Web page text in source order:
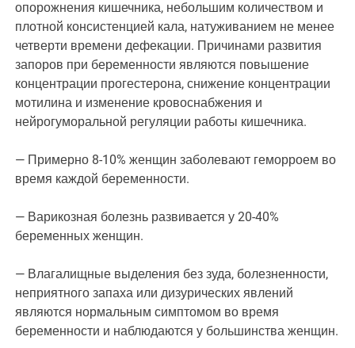
опорожнения кишечника, небольшим количеством и
плотной консистенцией кала, натуживанием не менее
четверти времени дефекации. Причинами развития
запоров при беременности являются повышение
концентрации прогестерона, снижение концентрации
мотилина и изменение кровоснабжения и
нейрогуморальной регуляции работы кишечника.
— Примерно 8-10% женщин заболевают геморроем во
время каждой беременности.
— Варикозная болезнь развивается у 20-40%
беременных женщин.
— Влагалищные выделения без зуда, болезненности,
неприятного запаха или дизурических явлений
являются нормальным симптомом во время
беременности и наблюдаются у большинства женщин.